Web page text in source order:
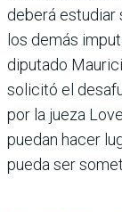
deberá estudiar
los demás
diputado
solicitó el
por la jueza
puedan hacer
pueda ser